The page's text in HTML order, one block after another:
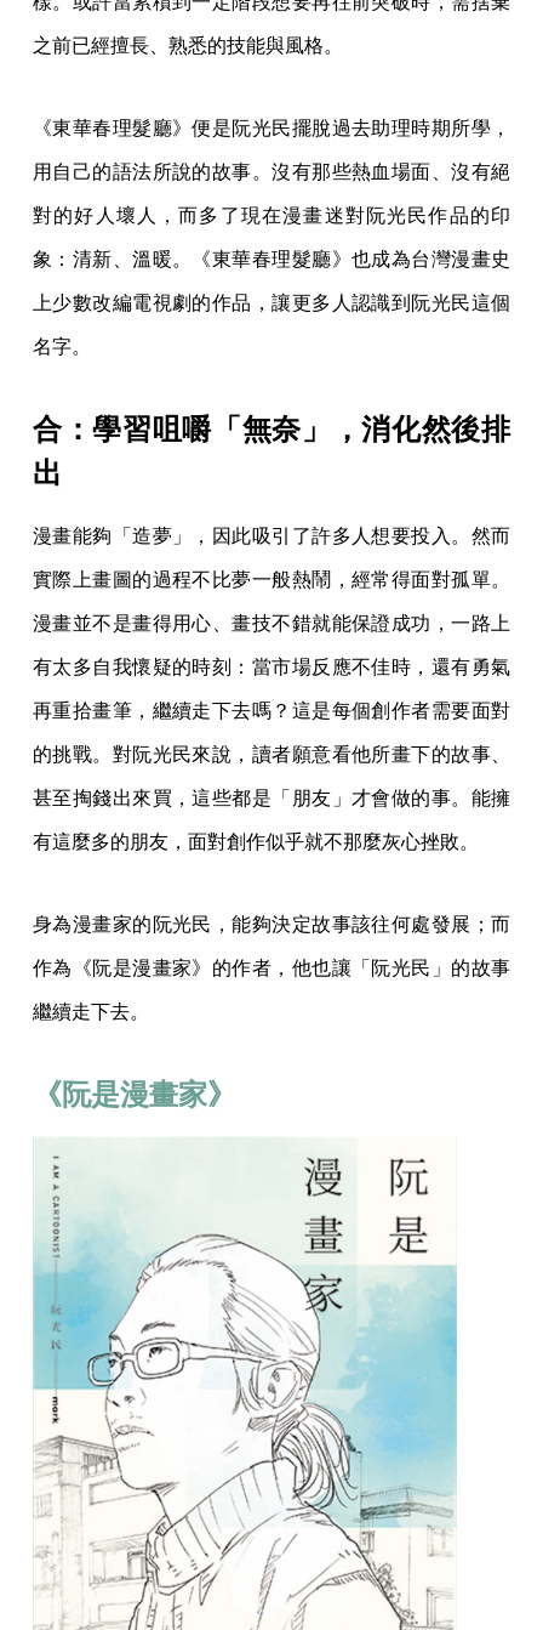
之前已經擅長、熟悉的技能與風格。
《東華春理髮廳》便是阮光民擺脫過去助理時期所學，
用自己的語法所說的故事。沒有那些熱血場面、沒有絕
對的好人壞人，而多了現在漫畫迷對阮光民作品的印
象：清新、溫暖。《東華春理髮廳》也成為台灣漫畫史
上少數改編電視劇的作品，讓更多人認識到阮光民這個
名字。
合：學習咀嚼「無奈」，消化然後排
出
漫畫能夠「造夢」，因此吸引了許多人想要投入。然而
實際上畫圖的過程不比夢一般熱鬧，經常得面對孤單。
漫畫並不是畫得用心、畫技不錯就能保證成功，一路上
有太多自我懷疑的時刻：當市場反應不佳時，還有勇氣
再重拾畫筆，繼續走下去嗎？這是每個創作者需要面對
的挑戰。對阮光民來說，讀者願意看他所畫下的故事、
甚至掏錢出來買，這些都是「朋友」才會做的事。能擁
有這麼多的朋友，面對創作似乎就不那麼灰心挫敗。
身為漫畫家的阮光民，能夠決定故事該往何處發展；而
作為《阮是漫畫家》的作者，他也讓「阮光民」的故事
繼續走下去。
《阮是漫畫家》